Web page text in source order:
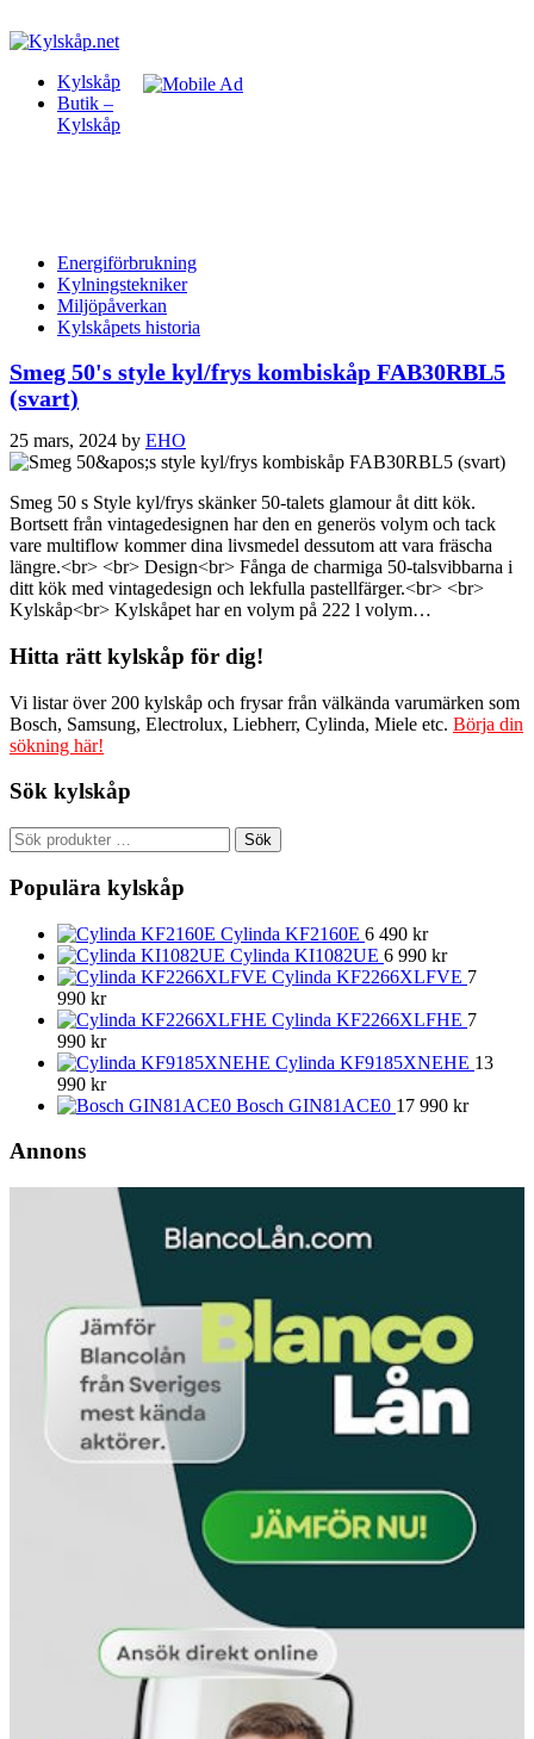
Kylskåp
Butik –
Kylskåp
Energiförbrukning
Kylningstekniker
Miljöpåverkan
Kylskåpets historia
Smeg 50's style kyl/frys kombiskåp FAB30RBL5
(svart)
25 mars, 2024 by EHO
Smeg 50 s Style kyl/frys skänker 50-talets glamour åt ditt kök.
Bortsett från vintagedesignen har den en generös volym och tack
vare multiflow kommer dina livsmedel dessutom att vara fräscha
längre.<br> <br> Design<br> Fånga de charmiga 50-talsvibbarna i
ditt kök med vintagedesign och lekfulla pastellfärger.<br> <br>
Kylskåp<br> Kylskåpet har en volym på 222 l volym…
Hitta rätt kylskåp för dig!
Vi listar över 200 kylskåp och frysar från välkända varumärken som
Bosch, Samsung, Electrolux, Liebherr, Cylinda, Miele etc. Börja din
sökning här!
Sök kylskåp
Sök
efter:
Sök
Populära kylskåp
Cylinda KF2160E 6 490 kr
Cylinda KI1082UE 6 990 kr
Cylinda KF2266XLFVE 7
990 kr
Cylinda KF2266XLFHE 7
990 kr
Cylinda KF9185XNEHE 13
990 kr
Bosch GIN81ACE0 17 990 kr
Annons